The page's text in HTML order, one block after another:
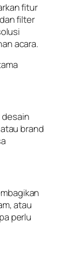
fitur
filter
acara.
brand
atau
perlu